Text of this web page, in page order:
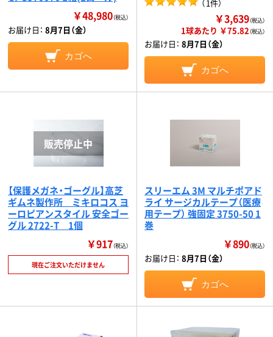
￥48,980（税込）
お届け日： 8月7日（金）
カゴへ
（1件）
￥3,639（税込）
1球あたり ￥75.82（税込）
お届け日： 8月7日（金）
カゴへ
【保護メガネ・ゴーグル】高芝
ギムネ製作所 ミキロコス ヨ
ーロピアンスタイル 安全ゴー
グル 2722-T 1個
￥917（税込）
現在ご注文いただけません
スリーエム 3M マルチポアド
ライ サージカルテープ（医療
用テープ） 強固定 3750-50 1
巻
￥890（税込）
お届け日： 8月7日（金）
カゴへ